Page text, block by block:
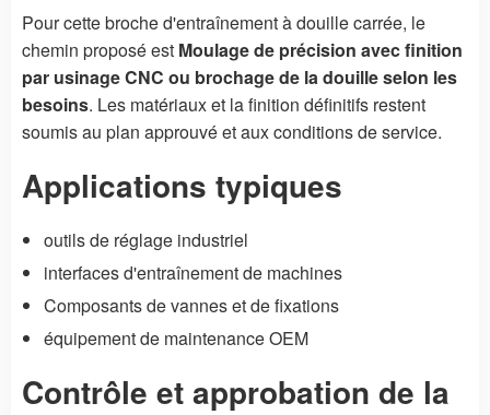
Pour cette broche d'entraînement à douille carrée, le
chemin proposé est Moulage de précision avec finition
par usinage CNC ou brochage de la douille selon les
besoins. Les matériaux et la finition définitifs restent
soumis au plan approuvé et aux conditions de service.
Applications typiques
outils de réglage industriel
interfaces d'entraînement de machines
Composants de vannes et de fixations
équipement de maintenance OEM
Contrôle et approbation de la